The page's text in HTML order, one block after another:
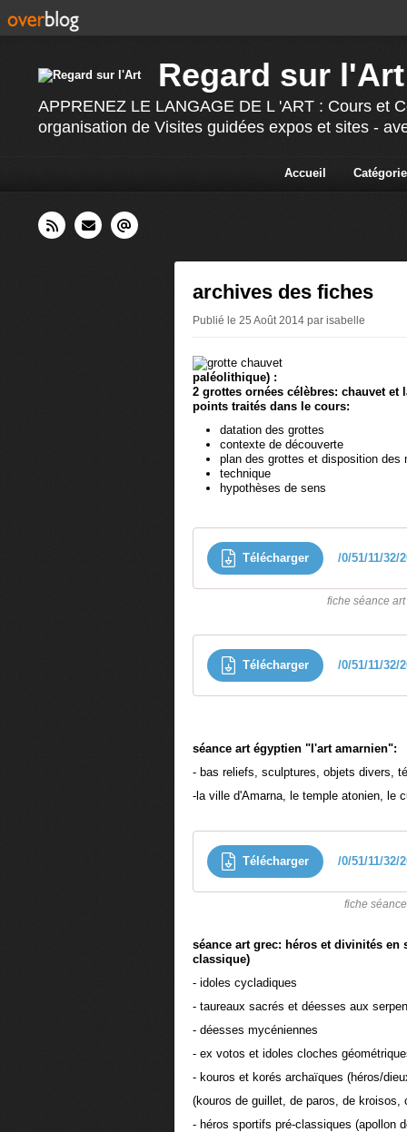
Regard sur l'Art
APPRENEZ LE LANGAGE DE L 'ART : Cours et
organisation de Visites guidées expos et sites -
Accueil
archives des fiches
Publié le 25 Août 2014 par isabelle
paléolithique) :
2 grottes ornées célèbres: chauvet et
points traités dans le cours:
datation des grottes
contexte de découverte
plan des grottes et disposition des
technique
hypothèses de sens
Télécharger /0/51/11/32/
fiche séance
Télécharger /0/51/11/32/
séance art égyptien "l'art amarnien":
- bas reliefs, sculptures, objets divers,
-la ville d'Amarna, le temple atonien, le
Télécharger /0/51/11/32/
fiche
séance art grec: héros et divinités
classique)
- idoles cycladiques
- taureaux sacrés et déesses aux
- déesses mycéniennes
- ex votos et idoles cloches
- kouros et korés archaïques (héros/
(kouros de guillet, de paros, de kroisos,
- héros sportifs pré-classiques (apollon